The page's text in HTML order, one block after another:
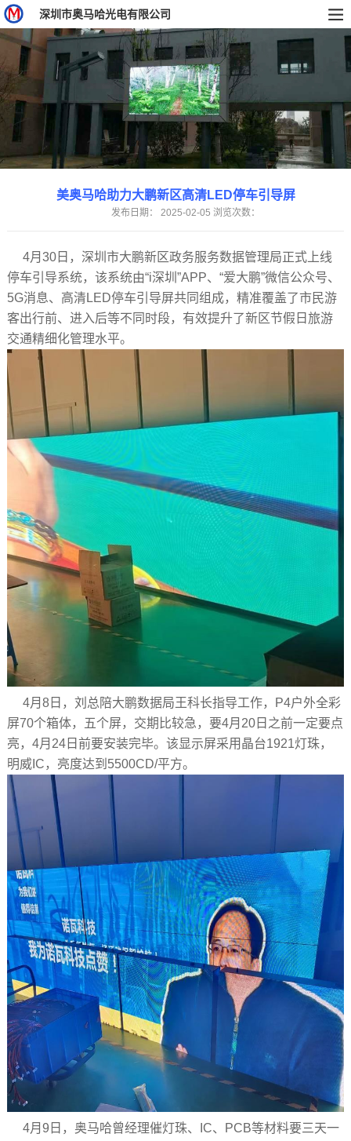
深圳市奥马哈光电有限公司
美奥马哈助力大鹏新区高清LED停车引导屏
发布日期： 2025-02-05 浏览次数：
4月30日，深圳市大鹏新区政务服务数据管理局正式上线
停车引导系统，该系统由“i深圳”APP、“爱大鹏”微信公众号、
5G消息、高清LED停车引导屏共同组成，精准覆盖了市民游
客出行前、进入后等不同时段，有效提升了新区节假日旅游
交通精细化管理水平。
4月8日，刘总陪大鹏数据局王科长指导工作，P4户外全彩
屏70个箱体，五个屏，交期比较急，要4月20日之前一定要点
亮，4月24日前要安装完毕。该显示屏采用晶台1921灯珠，
明威IC，亮度达到5500CD/平方。
4月9日，奥马哈曾经理催灯珠、IC、PCB等材料要三天一